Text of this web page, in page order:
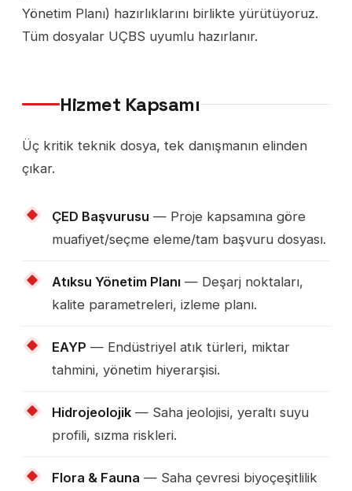
Yönetim Planı) hazırlıklarını birlikte yürütüyoruz.
Tüm dosyalar UÇBS uyumlu hazırlanır.
Hizmet Kapsamı
Üç kritik teknik dosya, tek danışmanın elinden
çıkar.
ÇED Başvurusu — Proje kapsamına göre
muafiyet/seçme eleme/tam başvuru dosyası.
Atıksu Yönetim Planı — Deşarj noktaları,
kalite parametreleri, izleme planı.
EAYP — Endüstriyel atık türleri, miktar
tahmini, yönetim hiyerarşisi.
Hidrojeolojik — Saha jeolojisi, yeraltı suyu
profili, sızma riskleri.
Flora & Fauna — Saha çevresi biyoçeşitlilik